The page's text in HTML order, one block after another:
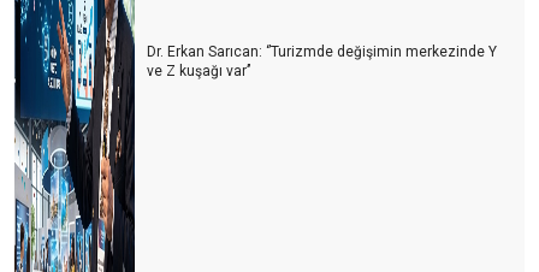
Dr. Erkan Sarıcan: ‘’Turizmde değişimin merkezinde Y
ve Z kuşağı var’’